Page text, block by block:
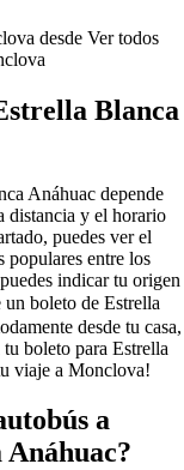
desde Ver todos
Blanca
Anáhuac depende
distancia y el horario
puedes ver el
populares entre los
indicar tu origen
un boleto de Estrella
desde tu casa,
boleto para Estrella
viaje a Monclova!
a